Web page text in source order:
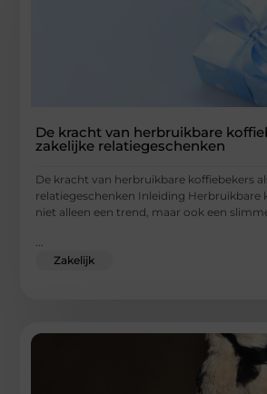
De kracht van herbruikbare
zakelijke relatiegeschenken
De kracht van herbruikbare koffiebekers
relatiegeschenken Inleiding Herbruikbare
niet alleen een trend, maar ook een
Zakelijk